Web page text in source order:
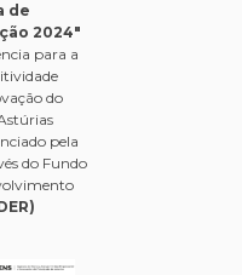
de
2024"
para a
do
pela
do Fundo